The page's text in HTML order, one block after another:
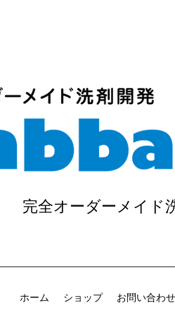
完全オーダーメイド
ホーム ショップ お問い合わせ